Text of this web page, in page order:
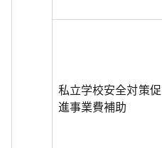
私立学校安全対策促
進事業費補助